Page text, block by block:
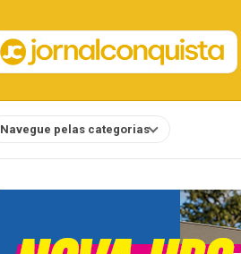
Navegue pelas categorias